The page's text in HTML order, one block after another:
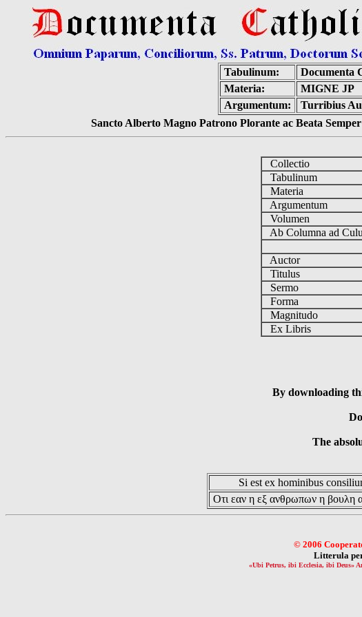
Tabulinum:
Documenta
Materia:
MIGNE JP
Argumentum:
Turribius
Sancto Alberto Magno Patrono Plorante ac Beata
Collectio
Tabulinum
Materia
Argumentum
Volumen
Ab Columna ad
Auctor
Titulus
Sermo
Forma
Magnitudo
Ex Libris
By downloading
The
Si est ex hominibus
Οτι εαν η εξ ανθρωπων η βουλη
© 2006
Litterula
«Ubi Petrus, ibi Ecclesia, ibi Deus»